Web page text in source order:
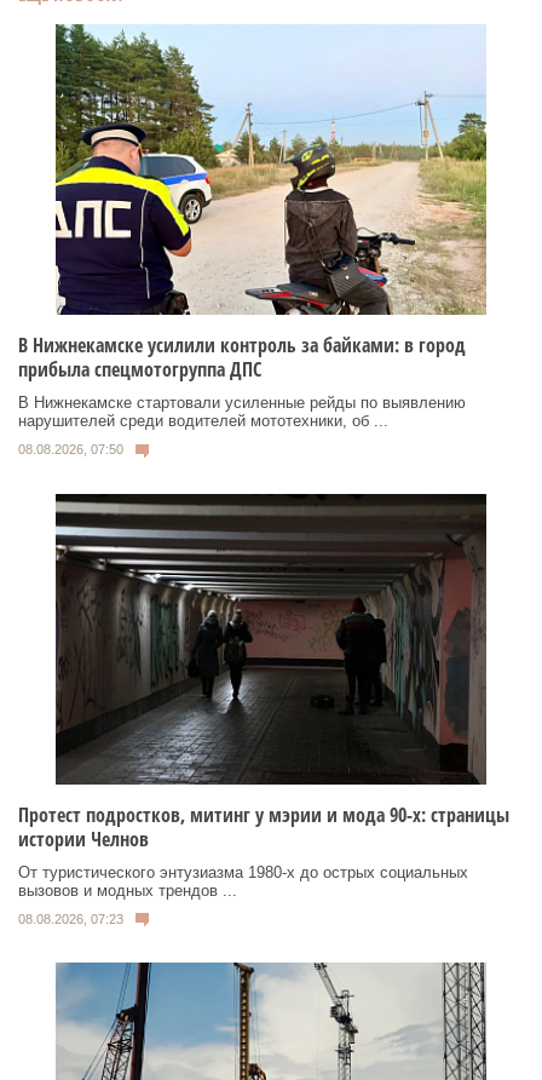
В Нижнекамске усилили контроль за байками: в город
прибыла спецмотогруппа ДПС
В Нижнекамске стартовали усиленные рейды по выявлению
нарушителей среди водителей мототехники, об ...
08.08.2026, 07:50
Протест подростков, митинг у мэрии и мода 90-х: страницы
истории Челнов
От туристического энтузиазма 1980‑х до острых социальных
вызовов и модных трендов ...
08.08.2026, 07:23